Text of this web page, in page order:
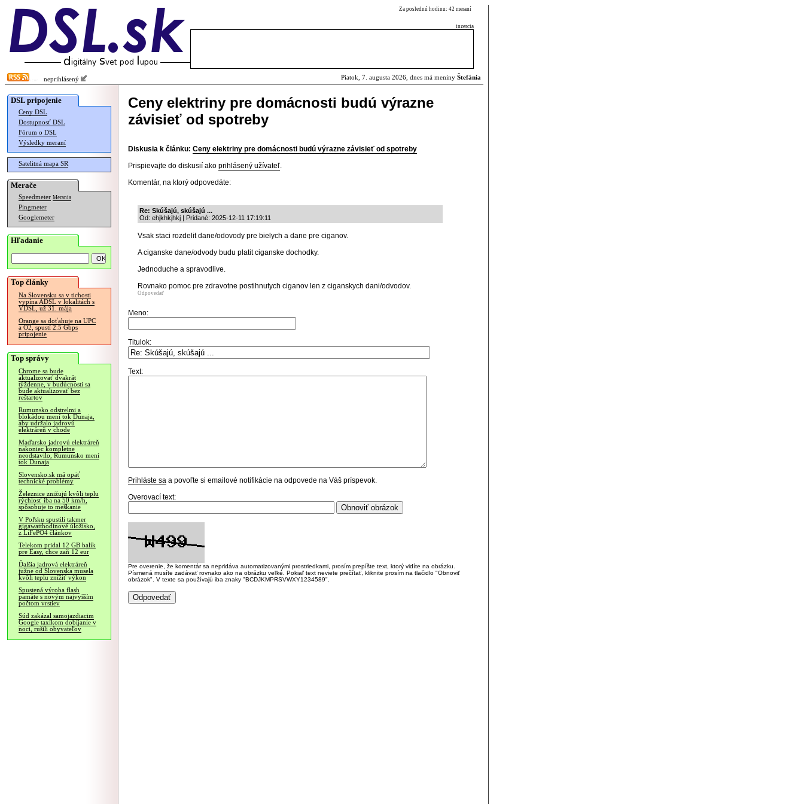
Za poslednú hodinu: 42 meraní
inzercia
neprihlásený Piatok, 7. augusta 2026, dnes má meniny Štefánia
DSL pripojenie
Ceny DSL
Dostupnosť DSL
Fórum o DSL
Výsledky meraní
Satelitná mapa SR
Merače
Speedmeter Merania
Pingmeter
Googlemeter
Hľadanie
Top články
Na Slovensku sa v tichosti
vypína ADSL v lokalitách s
VDSL, už 31. mája
Orange sa doťahuje na UPC
a O2, spustí 2.5 Gbps
pripojenie
Top správy
Chrome sa bude
aktualizovať dvakrát
týždenne, v budúcnosti sa
bude aktualizovať bez
reštartov
Rumunsko odstrelmi a
blokádou mení tok Dunaja,
aby udržalo jadrovú
elektráreň v chode
Maďarsko jadrovú elektráreň
nakoniec kompletne
neodstavilo, Rumunsko mení
tok Dunaja
Slovensko.sk má opäť
technické problémy
Železnice znižujú kvôli teplu
rýchlosť iba na 50 km/h,
spôsobuje to meškanie
V Poľsku spustili takmer
gigawatthodinové úložisko,
z LiFePO4 článkov
Telekom pridal 12 GB balík
pre Easy, chce zaň 12 eur
Ďalšia jadrová elektráreň
južne od Slovenska musela
kvôli teplu znížiť výkon
Spustená výroba flash
pamäte s novým najvyšším
počtom vrstiev
Súd zakázal samojazdiacim
Google taxíkom dobíjanie v
noci, rušili obyvateľov
Ceny elektriny pre domácnosti budú výrazne
závisieť od spotreby
Diskusia k článku: Ceny elektriny pre domácnosti budú výrazne závisieť od spotreby
Prispievajte do diskusií ako prihlásený užívateľ.
Komentár, na ktorý odpovedáte:
Re: Skúšajú, skúšajú ...
Od: ehjkhkjhkj | Pridané: 2025-12-11 17:19:11
Vsak staci rozdelit dane/odovody pre bielych a dane pre ciganov.
A ciganske dane/odvody budu platit ciganske dochodky.
Jednoduche a spravodlive.
Rovnako pomoc pre zdravotne postihnutych ciganov len z ciganskych dani/odvodov.
Odpovedať
Meno:
Titulok:
Text:
Prihláste sa a povoľte si emailové notifikácie na odpovede na Váš príspevok.
Overovací text:
Pre overenie, že komentár sa nepridáva automatizovanými prostriedkami, prosím prepíšte text, ktorý vidíte na obrázku.
Písmená musíte zadávať rovnako ako na obrázku veľké. Pokiaľ text neviete prečítať, kliknite prosím na tlačidlo "Obnoviť
obrázok". V texte sa používajú iba znaky "BCDJKMPRSVWXY1234589".